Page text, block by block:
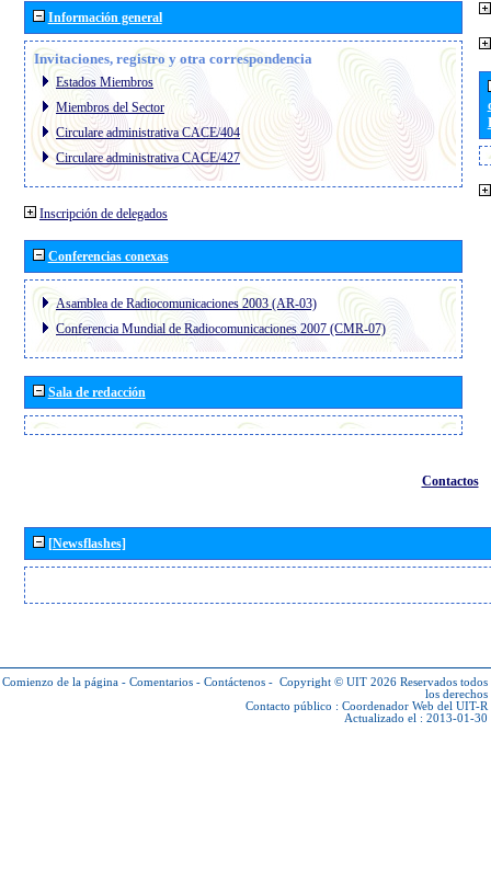
Información general
Invitaciones, registro y otra correspondencia
Estados Miembros
Miembros del Sector
Circulare administrativa CACE/404
Circulare administrativa CACE/427
Inscripción de delegados
Conferencias conexas
Asamblea de Radiocomunicaciones 2003 (AR-03)
Conferencia Mundial de Radiocomunicaciones 2007 (CMR-07)
Sala de redacción
Contactos
[Newsflashes]
Comienzo de la página - Comentarios - Contáctenos - Copyright © UIT 2026 Reservados todos
los derechos
Contacto público : Coordenador Web del UIT-R
Actualizado el : 2013-01-30